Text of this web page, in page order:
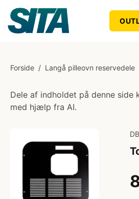
Forside / Langå pilleovn reservedele
Dele af indholdet på denne side
med hjælp fra AI.